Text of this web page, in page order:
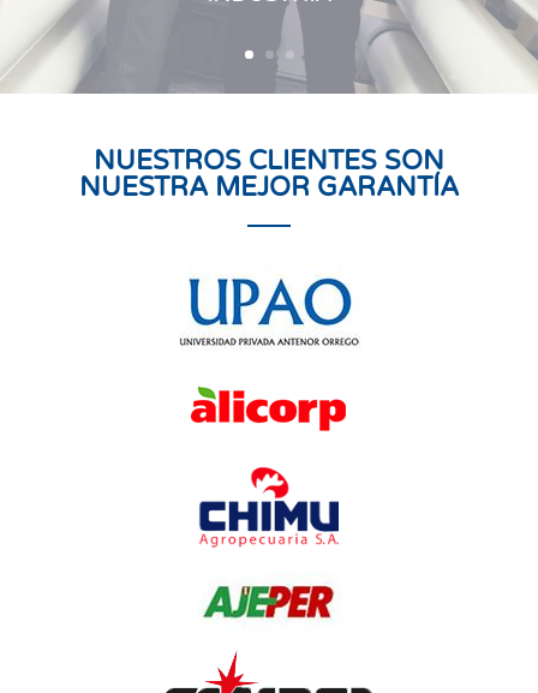
NUESTROS CLIENTES SON
NUESTRA MEJOR GARANTÍA